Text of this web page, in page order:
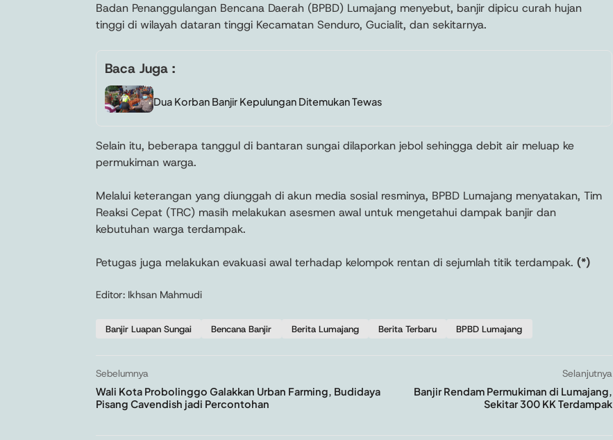
Badan Penanggulangan Bencana Daerah (BPBD) Lumajang menyebut, banjir dipicu curah hujan
tinggi di wilayah dataran tinggi Kecamatan Senduro, Gucialit, dan sekitarnya.
Baca Juga :
Dua Korban Banjir Kepulungan Ditemukan Tewas
Selain itu, beberapa tanggul di bantaran sungai dilaporkan jebol sehingga debit air meluap ke
permukiman warga.
Melalui keterangan yang diunggah di akun media sosial resminya, BPBD Lumajang menyatakan, Tim
Reaksi Cepat (TRC) masih melakukan asesmen awal untuk mengetahui dampak banjir dan
kebutuhan warga terdampak.
Petugas juga melakukan evakuasi awal terhadap kelompok rentan di sejumlah titik terdampak. (*)
Editor: Ikhsan Mahmudi
Banjir Luapan Sungai Bencana Banjir Berita Lumajang Berita Terbaru BPBD Lumajang
Sebelumnya
Wali Kota Probolinggo Galakkan Urban Farming, Budidaya
Pisang Cavendish jadi Percontohan
Selanjutnya
Banjir Rendam Permukiman di Lumajang,
Sekitar 300 KK Terdampak